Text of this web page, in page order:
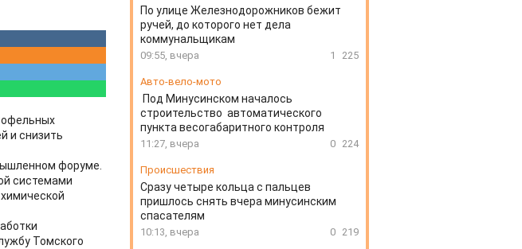
и снизить
форуме.
системами
Томского
По улице Железнодорожников бежит
ручей, до которого нет дела
коммунальщикам
09:55, вчера 1 225
Авто-вело-мото
Под Минусинском началось
строительство автоматического
пункта весогабаритного контроля
11:27, вчера 0 224
Происшествия
Сразу четыре кольца с пальцев
пришлось снять вчера минусинским
спасателям
10:13, вчера 0 219